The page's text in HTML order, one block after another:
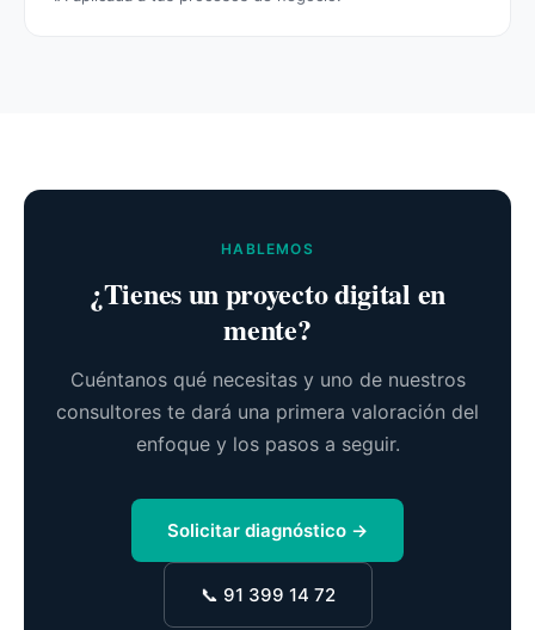
HABLEMOS
¿Tienes un proyecto digital en
mente?
Cuéntanos qué necesitas y uno de nuestros
consultores te dará una primera valoración del
enfoque y los pasos a seguir.
Solicitar diagnóstico →
📞 91 399 14 72